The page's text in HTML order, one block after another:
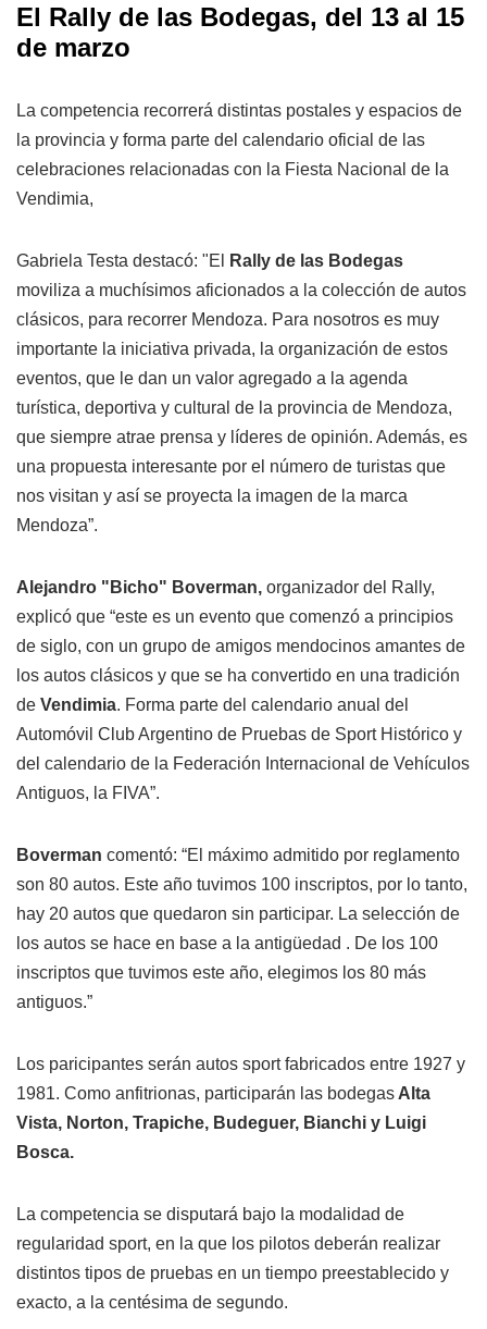
El Rally de las Bodegas, del 13 al 15
de marzo
La competencia recorrerá distintas postales y espacios de
la provincia y forma parte del calendario oficial de las
celebraciones relacionadas con la Fiesta Nacional de la
Vendimia,
Gabriela Testa destacó: "El
Rally de las Bodegas
moviliza a muchísimos aficionados a la colección de autos
clásicos, para recorrer Mendoza. Para nosotros es muy
importante la iniciativa privada, la organización de estos
eventos, que le dan un valor agregado a la agenda
turística, deportiva y cultural de la provincia de Mendoza,
que siempre atrae prensa y líderes de opinión. Además, es
una propuesta interesante por el número de turistas que
nos visitan y así se proyecta la imagen de la marca
Mendoza”.
Alejandro "Bicho" Boverman, organizador del Rally,
explicó que “este es un evento que comenzó a principios
de siglo, con un grupo de amigos mendocinos amantes de
los autos clásicos y que se ha convertido en una tradición
de Vendimia. Forma parte del calendario anual del
Automóvil Club Argentino de Pruebas de Sport Histórico y
del calendario de la Federación Internacional de Vehículos
Antiguos, la FIVA”.
Boverman comentó: “El máximo admitido por reglamento
son 80 autos. Este año tuvimos 100 inscriptos, por lo tanto,
hay 20 autos que quedaron sin participar. La selección de
los autos se hace en base a la antigüedad . De los 100
inscriptos que tuvimos este año, elegimos los 80 más
antiguos.”
Los paricipantes serán autos sport fabricados entre 1927 y
1981. Como anfitrionas, participarán las bodegas Alta
Vista, Norton, Trapiche, Budeguer, Bianchi y Luigi
Bosca.
La competencia se disputará bajo la modalidad de
regularidad sport, en la que los pilotos deberán realizar
distintos tipos de pruebas en un tiempo preestablecido y
exacto, a la centésima de segundo.